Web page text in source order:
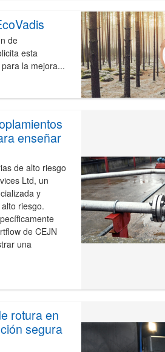
de
esta
la mejora...
enseñar
de alto riesgo
Ltd, un
y
riesgo.
de CEJN
una
rotura en
segura